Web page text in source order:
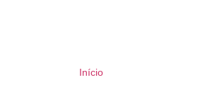
Início